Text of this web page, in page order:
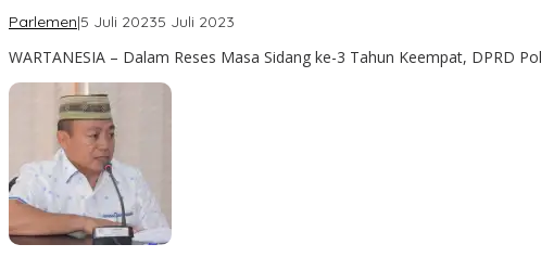
Parlemen|5 Juli 20235 Juli 2023
WARTANESIA – Dalam Reses Masa Sidang ke-3 Tahun Keempat, DPRD